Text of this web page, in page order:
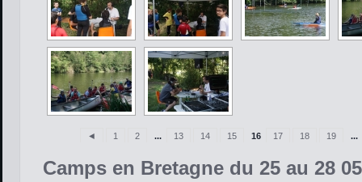
◄ 1 2 ... 13 14 15 16 17 18 19 ...
Camps en Bretagne du 25 au 28